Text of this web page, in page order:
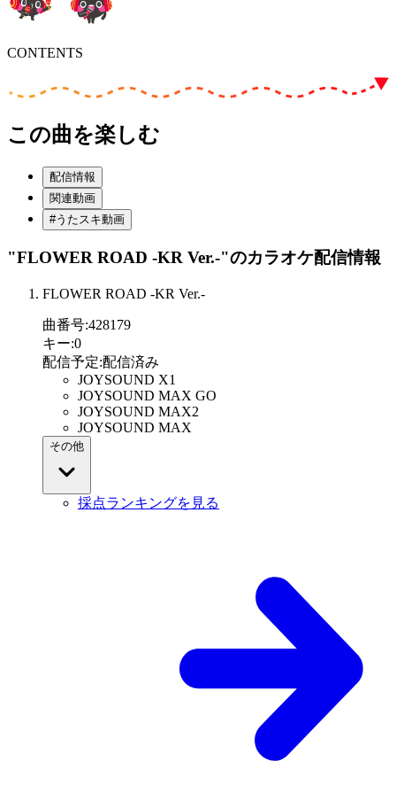
CONTENTS
この曲を楽しむ
配信情報
関連動画
#うたスキ動画
"FLOWER ROAD -KR Ver.-"のカラオケ配信情報
FLOWER ROAD -KR Ver.-
曲番号:428179
キー:0
配信予定:配信済み
JOYSOUND X1
JOYSOUND MAX GO
JOYSOUND MAX2
JOYSOUND MAX
その他
採点ランキングを見る